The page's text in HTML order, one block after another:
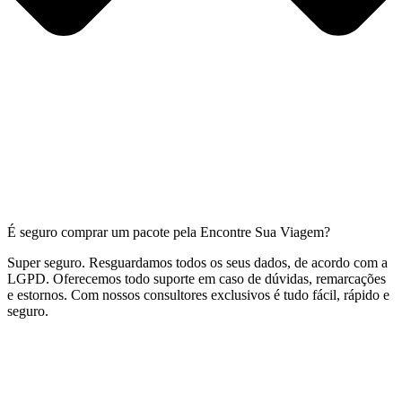
É seguro comprar um pacote pela Encontre Sua Viagem?
Super seguro. Resguardamos todos os seus dados, de acordo com a
LGPD. Oferecemos todo suporte em caso de dúvidas, remarcações
e estornos. Com nossos consultores exclusivos é tudo fácil, rápido e
seguro.